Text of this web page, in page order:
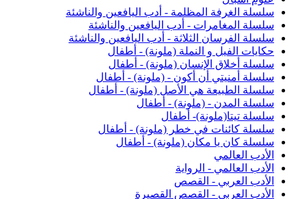
سلسلة الغرفة المظلمة - أدب اليافعين والناشئة
سلسلة المغامرات - أدب اليافعين والناشئة
سلسلة الفرسان الثلاثة - أدب اليافعين والناشئة
حكايات الفيل و النملة (ملونة) - أطفال
سلسلة أخلاق الإنسان (ملونة) - أطفال
سلسلة أمنيتي أن أكون - (ملونة) - أطفال
سلسلة الطبيعة هي الأصل (ملونة) - أطفال
سلسلة المدن - (ملونة) - أطفال
سلسلة تيتا(ملونة)- أطفال
سلسلة كائنات في خطر (ملونة) - أطفال
سلسلة كان يا مكان (ملونة) - أطفال
الأدب العالمي
الأدب العالمي - الرواية
الأدب العربي - القصص
الأدب العربي - القصص القصيرة